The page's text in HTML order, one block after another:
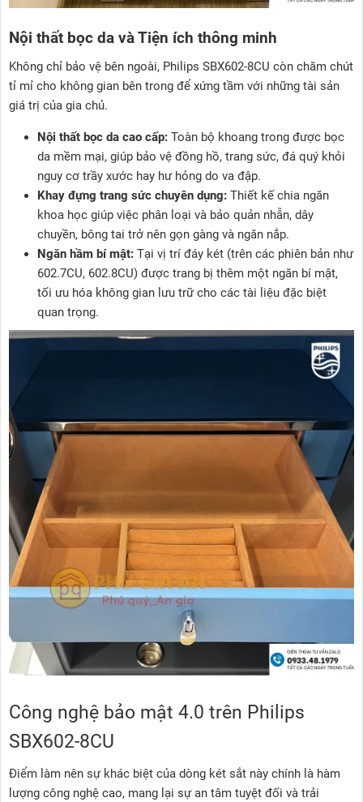
Nội thất bọc da và Tiện ích thông minh
Không chỉ bảo vệ bên ngoài, Philips SBX602-8CU còn chăm chút
tỉ mỉ cho không gian bên trong để xứng tầm với những tài sản
giá trị của gia chủ.
Nội thất bọc da cao cấp: Toàn bộ khoang trong được bọc
da mềm mại, giúp bảo vệ đồng hồ, trang sức, đá quý khỏi
nguy cơ trầy xước hay hư hỏng do va đập.
Khay đựng trang sức chuyên dụng: Thiết kế chia ngăn
khoa học giúp việc phân loại và bảo quản nhẫn, dây
chuyền, bông tai trở nên gọn gàng và ngăn nắp.
Ngăn hầm bí mật: Tại vị trí đáy két (trên các phiên bản như
602.7CU, 602.8CU) được trang bị thêm một ngăn bí mật,
tối ưu hóa không gian lưu trữ cho các tài liệu đặc biệt
quan trọng.
Công nghệ bảo mật 4.0 trên Philips
SBX602-8CU
Điểm làm nên sự khác biệt của dòng két sắt này chính là hàm
lượng công nghệ cao, mang lại sự an tâm tuyệt đối và trải